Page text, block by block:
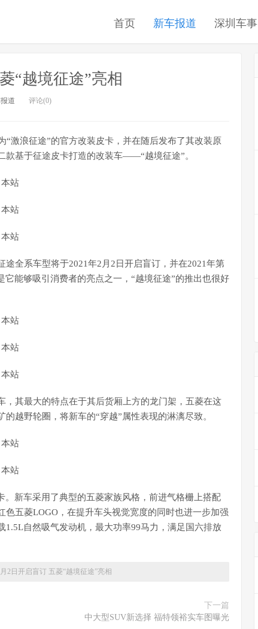
首页 新车报道 深圳车事
“越境征途”亮相
道 评论(0)
激浪征途”的官方改装皮卡，并在随后发布了其改装原
基于征途皮卡打造的改装车――“越境征途”。
全系车型将于2021年2月2日开启盲订，并在2021年第
能够吸引消费者的亮点之一，“越境征途”的推出也很好
其最大的特点在于其后货厢上方的龙门架，五菱在这
越野轮圈，将新车的“穿越”属性表现的淋漓尽致。
新车采用了典型的五菱家族风格，前进气格栅上搭配
五菱LOGO，在提升车头视觉宽度的同时也进一步加强
自然吸气发动机，最大功率99马力，满足国六排放
2日开启盲订 五菱“越境征途”亮相
下一篇
中大型SUV新选择 福特领裕实车图曝光